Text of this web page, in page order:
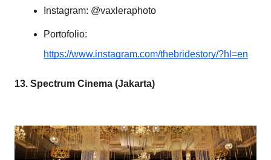
Instagram: @vaxleraphoto
Portofolio:
https://www.instagram.com/thebridestory/?hl=en
13. Spectrum Cinema (Jakarta)